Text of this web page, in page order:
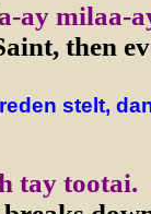
ay milaa-
then
stelt,
tay tootai.